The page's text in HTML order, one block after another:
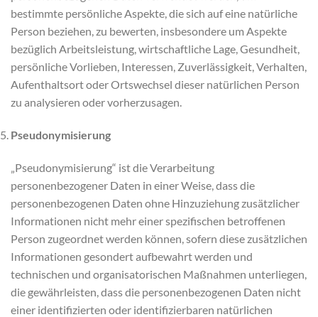
bestimmte persönliche Aspekte, die sich auf eine natürliche
Person beziehen, zu bewerten, insbesondere um Aspekte
bezüglich Arbeitsleistung, wirtschaftliche Lage, Gesundheit,
persönliche Vorlieben, Interessen, Zuverlässigkeit, Verhalten,
Aufenthaltsort oder Ortswechsel dieser natürlichen Person
zu analysieren oder vorherzusagen.
Pseudonymisierung
„Pseudonymisierung“ ist die Verarbeitung
personenbezogener Daten in einer Weise, dass die
personenbezogenen Daten ohne Hinzuziehung zusätzlicher
Informationen nicht mehr einer spezifischen betroffenen
Person zugeordnet werden können, sofern diese zusätzlichen
Informationen gesondert aufbewahrt werden und
technischen und organisatorischen Maßnahmen unterliegen,
die gewährleisten, dass die personenbezogenen Daten nicht
einer identifizierten oder identifizierbaren natürlichen